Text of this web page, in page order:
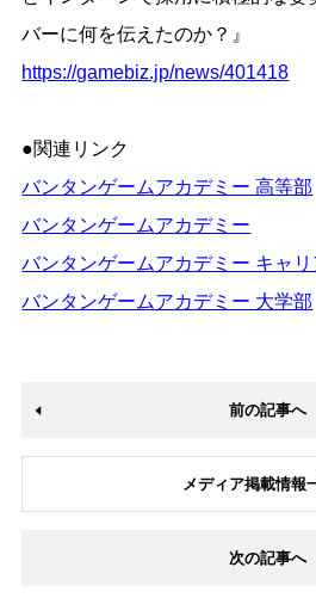
バーに何を伝えたのか？』
https://gamebiz.jp/news/401418
●関連リンク
バンタンゲームアカデミー 高等部
バンタンゲームアカデミー
バンタンゲームアカデミー キャ
バンタンゲームアカデミー 大学部
前の記事へ
メディア掲載情報
次の記事へ